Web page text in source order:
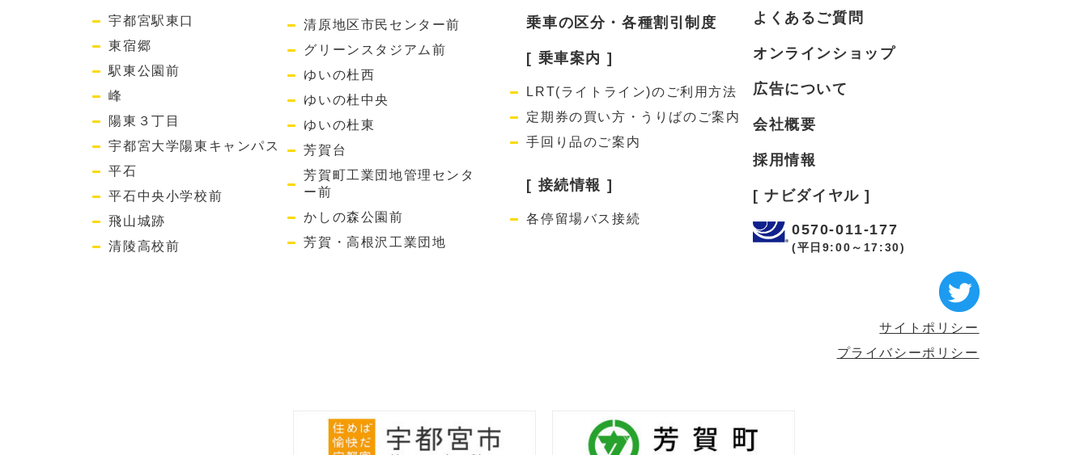
宇都宮駅東口
東宿郷
駅東公園前
峰
陽東３丁目
宇都宮大学陽東キャンパス
平石
平石中央小学校前
飛山城跡
清陵高校前
清原地区市民センター前
グリーンスタジアム前
ゆいの杜西
ゆいの杜中央
ゆいの杜東
芳賀台
芳賀町工業団地管理センタ
ー前
かしの森公園前
芳賀・高根沢工業団地
乗車の区分・各種割引制度
[ 乗車案内 ]
LRT(ライトライン)のご利用方法
定期券の買い方・うりばのご案内
手回り品のご案内
[ 接続情報 ]
各停留場バス接続
よくあるご質問
オンラインショップ
広告について
会社概要
採用情報
[ ナビダイヤル ]
0570-011-177
(平日9:00～17:30)
サイトポリシー
プライバシーポリシー